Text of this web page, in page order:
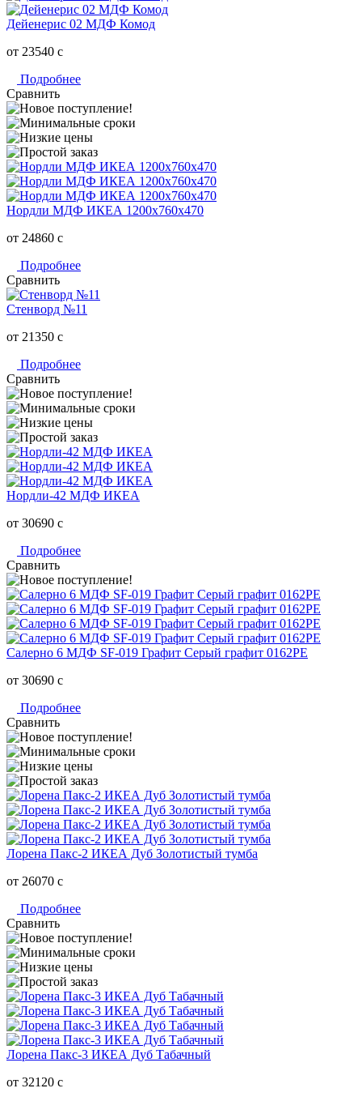
Дейенерис 02 МДФ Комод
от 23540 c
Подробнее
Сравнить
Нордли МДФ ИКЕА 1200х760х470
от 24860 c
Подробнее
Сравнить
Стенворд №11
от 21350 c
Подробнее
Сравнить
Нордли-42 МДФ ИКЕА
от 30690 c
Подробнее
Сравнить
Салерно 6 МДФ SF-019 Графит Серый графит 0162РЕ
от 30690 c
Подробнее
Сравнить
Лорена Пакс-2 ИКЕА Дуб Золотистый тумба
от 26070 c
Подробнее
Сравнить
Лорена Пакс-3 ИКЕА Дуб Табачный
от 32120 c